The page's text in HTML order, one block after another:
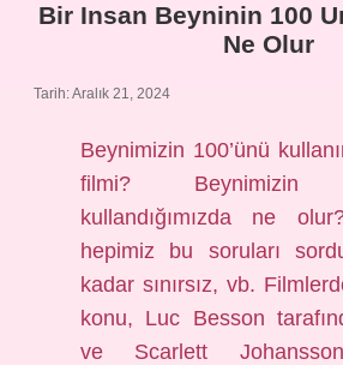
Bir Insan Beyninin 100
Ne Olur
Tarih: Aralık 21, 2024
Beynimizin 100’ünü
filmi? Beynimizin
kullandığımızda ne
hepimiz bu soruları
kadar sınırsız, vb.
konu, Luc Besson
ve Scarlett